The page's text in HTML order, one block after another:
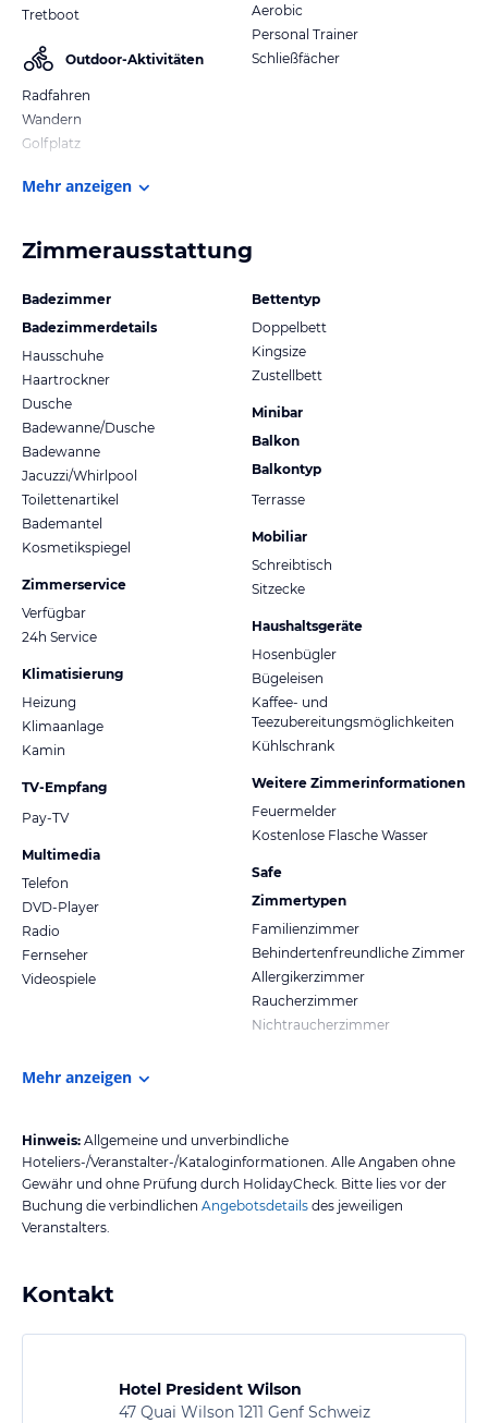
Tretboot
Outdoor-Aktivitäten
Radfahren
Wandern
Golfplatz
Aerobic
Personal Trainer
Schließfächer
Mehr anzeigen
Zimmerausstattung
Badezimmer
Badezimmerdetails
Hausschuhe
Haartrockner
Dusche
Badewanne/Dusche
Badewanne
Jacuzzi/Whirlpool
Toilettenartikel
Bademantel
Kosmetikspiegel
Zimmerservice
Verfügbar
24h Service
Klimatisierung
Heizung
Klimaanlage
Kamin
TV-Empfang
Pay-TV
Multimedia
Telefon
DVD-Player
Radio
Fernseher
Videospiele
Bettentyp
Doppelbett
Kingsize
Zustellbett
Minibar
Balkon
Balkontyp
Terrasse
Mobiliar
Schreibtisch
Sitzecke
Haushaltsgeräte
Hosenbügler
Bügeleisen
Kaffee- und
Teezubereitungsmöglichkeiten
Kühlschrank
Weitere Zimmerinformationen
Feuermelder
Kostenlose Flasche Wasser
Safe
Zimmertypen
Familienzimmer
Behindertenfreundliche Zimmer
Allergikerzimmer
Raucherzimmer
Nichtraucherzimmer
Mehr anzeigen
Hinweis: Allgemeine und unverbindliche
Hoteliers-/Veranstalter-/Kataloginformationen. Alle Angaben ohne
Gewähr und ohne Prüfung durch HolidayCheck. Bitte lies vor der
Buchung die verbindlichen Angebotsdetails des jeweiligen
Veranstalters.
Kontakt
Hotel President Wilson
47 Quai Wilson 1211 Genf Schweiz